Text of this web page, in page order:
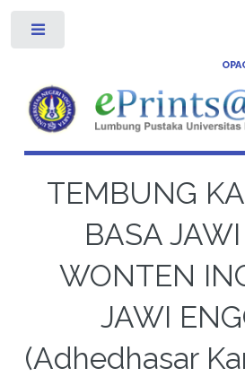
TEMBUNG
BASA
WONTEN
JAWI
(Adhedhasar